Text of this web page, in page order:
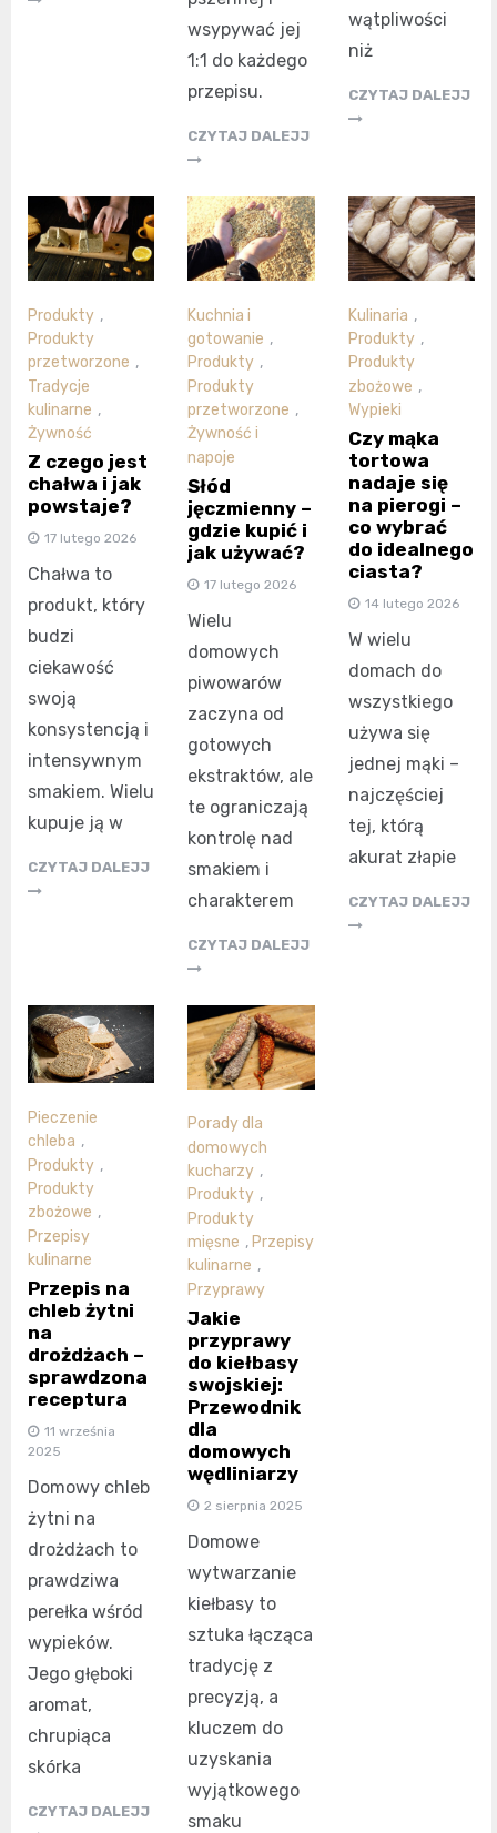
wsypywać jej
1:1 do każdego
przepisu.
CZYTAJ DALEJJ
wątpliwości
niż
CZYTAJ DALEJJ
Produkty ,
Produkty
przetworzone ,
Tradycje
kulinarne ,
Żywność
Z czego jest
chałwa i jak
powstaje?
17 lutego 2026
Chałwa to
produkt, który
budzi
ciekawość
swoją
konsystencją i
intensywnym
smakiem. Wielu
kupuje ją w
CZYTAJ DALEJJ
Kuchnia i
gotowanie ,
Produkty ,
Produkty
przetworzone ,
Żywność i
napoje
Słód
jęczmienny –
gdzie kupić i
jak używać?
17 lutego 2026
Wielu
domowych
piwowarów
zaczyna od
gotowych
ekstraktów, ale
te ograniczają
kontrolę nad
smakiem i
charakterem
CZYTAJ DALEJJ
Kulinaria ,
Produkty ,
Produkty
zbożowe ,
Wypieki
Czy mąka
tortowa
nadaje się
na pierogi –
co wybrać
do idealnego
ciasta?
14 lutego 2026
W wielu
domach do
wszystkiego
używa się
jednej mąki –
najczęściej
tej, którą
akurat złapie
CZYTAJ DALEJJ
Pieczenie
chleba ,
Produkty ,
Produkty
zbożowe ,
Przepisy
kulinarne
Przepis na
chleb żytni
na
drożdżach –
sprawdzona
receptura
11 września
2025
Domowy chleb
żytni na
drożdżach to
prawdziwa
perełka wśród
wypieków.
Jego głęboki
aromat,
chrupiąca
skórka
CZYTAJ DALEJJ
Porady dla
domowych
kucharzy ,
Produkty ,
Produkty
mięsne , Przepisy
kulinarne ,
Przyprawy
Jakie
przyprawy
do kiełbasy
swojskiej:
Przewodnik
dla
domowych
wędliniarzy
2 sierpnia 2025
Domowe
wytwarzanie
kiełbasy to
sztuka łącząca
tradycję z
precyzją, a
kluczem do
uzyskania
wyjątkowego
smaku